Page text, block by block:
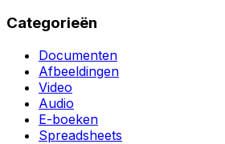
Categorieën
Documenten
Afbeeldingen
Video
Audio
E-boeken
Spreadsheets